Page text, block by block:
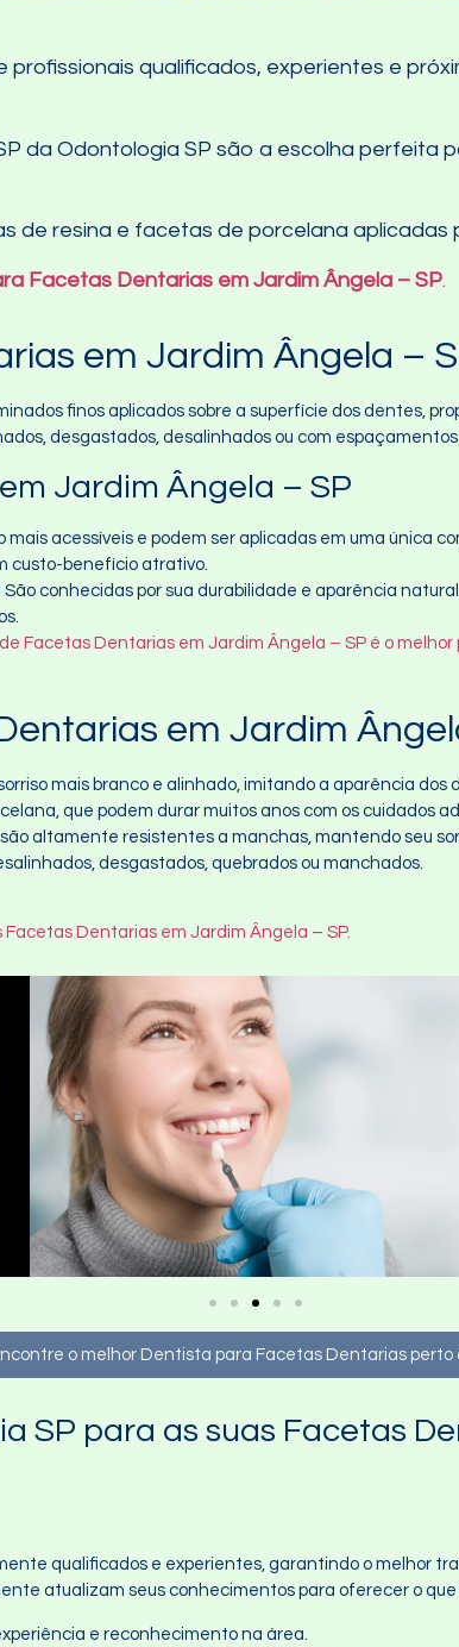
qualificados, experientes e
da Odontologia SP são a escolha perfeita
de resina e facetas de porcelana aplicadas
Facetas Dentarias em Jardim Ângela – SP.
em Jardim Ângela –
finos aplicados sobre a superfície dos dentes,
desgastados, desalinhados ou com espaçamentos
Jardim Ângela – SP
mais acessíveis e podem ser aplicadas em uma única
custo-benefício atrativo.
São conhecidas por sua durabilidade e aparência
Facetas Dentarias em Jardim Ângela – SP é o melhor
em Jardim
mais branco e alinhado, imitando a aparência dos
que podem durar muitos anos com os cuidados
altamente resistentes a manchas, mantendo seu
desgastados, quebrados ou manchados.
Dentarias em Jardim Ângela – SP.
o melhor Dentista para Facetas Dentarias perto
SP para as suas Facetas
qualificados e experientes, garantindo o melhor
atualizam seus conhecimentos para oferecer o
e reconhecimento na área.